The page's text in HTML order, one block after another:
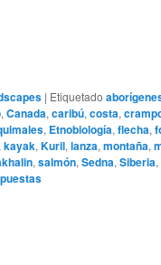
| Etiquetado
, Canada, caribú, costa,
, Etnobiología, flecha,
kayak, Kuril, lanza, montaña,
, salmón, Sedna, Siberia,